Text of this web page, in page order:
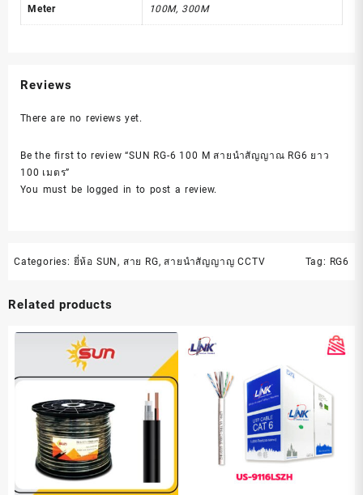
Meter 100M, 300M
Reviews
There are no reviews yet.
Be the first to review “SUN RG-6 100 M สายนำสัญญาณ RG6 ยาว
100 เมตร”
You must be
logged in to post a review.
Categories: ยี่ห้อ SUN, สาย RG,สายนำสัญญาญ CCTV Tag: RG6
Related products